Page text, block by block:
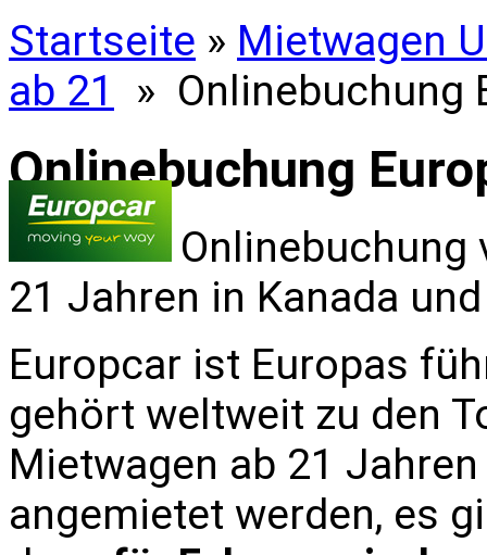
Startseite » Mietwagen
ab 21
» Onlinebuchung
Onlinebuchung
Onlinebuchung
21 Jahren in Kanada
Europcar ist Europas
gehört weltweit zu den
Mietwagen ab 21
angemietet werden, es